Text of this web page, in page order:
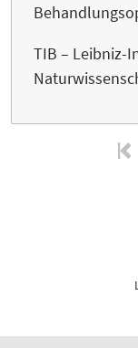
TIB – Leibniz-